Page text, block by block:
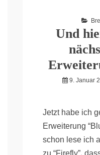
Und
9. Januar
Jetzt habe ich
Erweiterung
schon lese ich
zu “Firefly”,